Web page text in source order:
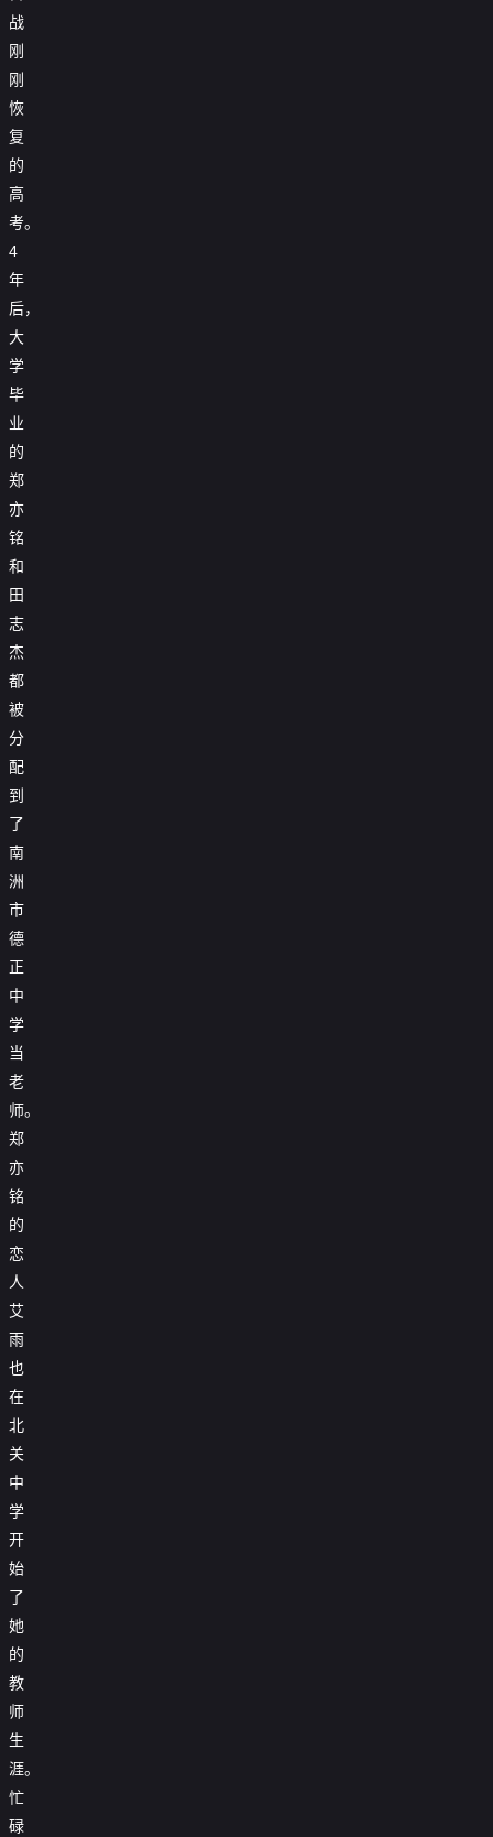
战
刚
刚
恢
复
的
高
考。
4
年
后，
大
学
毕
业
的
郑
亦
铭
和
田
志
杰
都
被
分
配
到
了
南
洲
市
德
正
中
学
当
老
师。
郑
亦
铭
的
恋
人
艾
雨
也
在
北
关
中
学
开
始
了
她
的
教
师
生
涯。
忙
碌